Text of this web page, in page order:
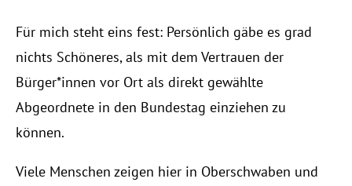
Für mich steht eins fest: Persönlich gäbe es grad
nichts Schöneres, als mit dem Vertrauen der
Bürger*innen vor Ort als direkt gewählte
Abgeordnete in den Bundestag einziehen zu
können.
Viele Menschen zeigen hier in Oberschwaben und